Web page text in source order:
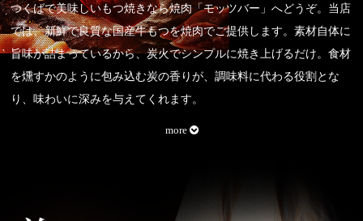
つくばで美味しいもつ焼きなら焼肉「モッツバー」へどうぞ。当店
では、新鮮で良質な国産牛もつを焼肉でご提供します。素材自体に
旨味が詰まっているから、炭火でシンプルに焼き上げるだけ。食材
を燻すかのように包み込む炭の香りが、調味料に代わる役割とな
り、味わいに深みを与えてくれます。